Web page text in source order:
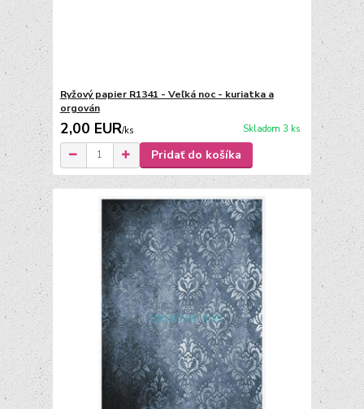
Ryžový papier R1341 - Veľká noc - kuriatka a
orgován
2,00 EUR/ks Skladom 3 ks
Pridať do košíka